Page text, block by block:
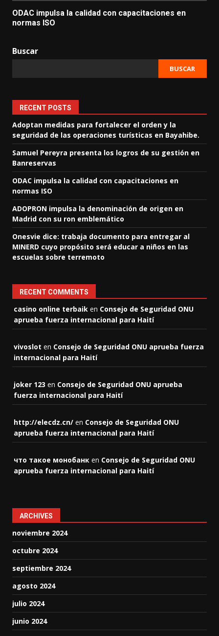
ODAC impulsa la calidad con capacitaciones en
normas ISO
Buscar
BUSCAR
RECENT POSTS
Adoptan medidas para fortalecer el orden y la
seguridad de las operaciones turísticas en Bayahibe.
Samuel Pereyra presenta los logros de su gestión en
Banreservas
ODAC impulsa la calidad con capacitaciones en
normas ISO
ADOPRON impulsa la denominación de origen en
Madrid con su ron emblemático
Onesvie dice: trabaja documento para entregar al
MINERD cuyo propósito será educar a niños en las
escuelas sobre terremoto
RECENT COMMENTS
casino online terbaik en Consejo de Seguridad ONU
aprueba fuerza internacional para Haití
vivoslot en Consejo de Seguridad ONU aprueba fuerza
internacional para Haití
joker 123 en Consejo de Seguridad ONU aprueba
fuerza internacional para Haití
http://elecdz.cn/ en Consejo de Seguridad ONU
aprueba fuerza internacional para Haití
что такое монобанк en Consejo de Seguridad ONU
aprueba fuerza internacional para Haití
ARCHIVES
noviembre 2024
octubre 2024
septiembre 2024
agosto 2024
julio 2024
junio 2024